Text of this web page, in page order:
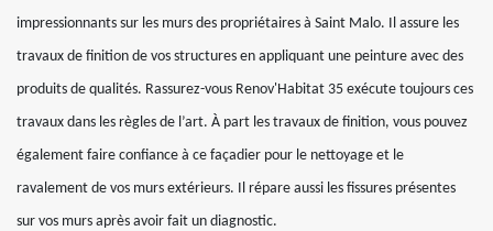
impressionnants sur les murs des propriétaires à Saint Malo. Il assure les
travaux de finition de vos structures en appliquant une peinture avec des
produits de qualités. Rassurez-vous Renov'Habitat 35 exécute toujours ces
travaux dans les règles de l’art. À part les travaux de finition, vous pouvez
également faire confiance à ce façadier pour le nettoyage et le
ravalement de vos murs extérieurs. Il répare aussi les fissures présentes
sur vos murs après avoir fait un diagnostic.